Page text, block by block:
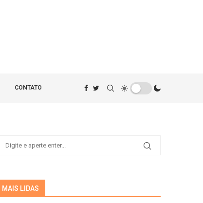
CONTATO
MAIS LIDAS